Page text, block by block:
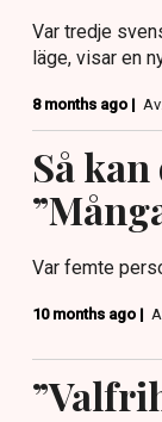
Var tredje
läge, visar en
8 months ago |
Så
Var femte
10 months ago |